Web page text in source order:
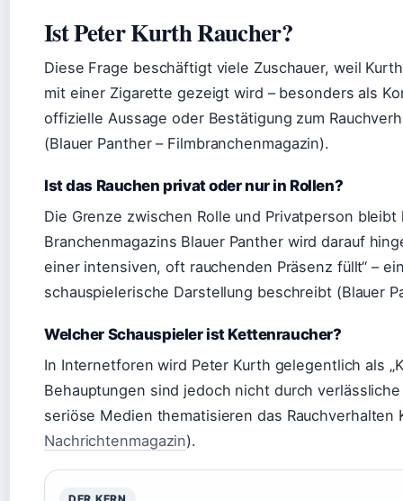
Ist Peter Kurth Raucher?
Diese Frage beschäftigt viele Zuschauer, weil
mit einer Zigarette gezeigt wird – besonders als
offizielle Aussage oder Bestätigung zum
(Blauer Panther – Filmbranchenmagazin).
Ist das Rauchen privat oder nur in Rollen?
Die Grenze zwischen Rolle und Privatperson
Branchenmagazins Blauer Panther wird darauf
einer intensiven, oft rauchenden Präsenz füllt“ –
schauspielerische Darstellung beschreibt (Blauer
Welcher Schauspieler ist Kettenraucher?
In Internetforen wird Peter Kurth gelegentlich als
Behauptungen sind jedoch nicht durch
seriöse Medien thematisieren das Rauchverhalten
Nachrichtenmagazin).